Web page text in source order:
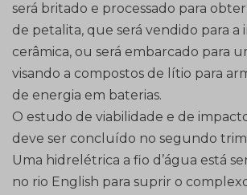
será britado e processado para
de petalita, que será vendido para a
cerâmica, ou será embarcado para
visando a compostos de lítio para
de energia em baterias.
O estudo de viabilidade e de
deve ser concluído no segundo
Uma hidrelétrica a fio d’água está
no rio English para suprir o